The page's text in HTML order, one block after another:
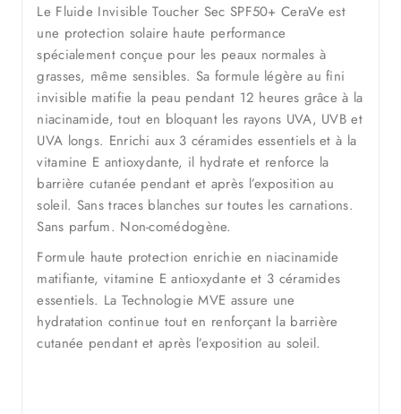
Le Fluide Invisible Toucher Sec SPF50+ CeraVe est
une protection solaire haute performance
spécialement conçue pour les peaux normales à
grasses, même sensibles. Sa formule légère au fini
invisible matifie la peau pendant 12 heures grâce à la
niacinamide, tout en bloquant les rayons UVA, UVB et
UVA longs. Enrichi aux 3 céramides essentiels et à la
vitamine E antioxydante, il hydrate et renforce la
barrière cutanée pendant et après l’exposition au
soleil. Sans traces blanches sur toutes les carnations.
Sans parfum. Non-comédogène.
Formule haute protection enrichie en niacinamide
matifiante, vitamine E antioxydante et 3 céramides
essentiels. La Technologie MVE assure une
hydratation continue tout en renforçant la barrière
cutanée pendant et après l’exposition au soleil.